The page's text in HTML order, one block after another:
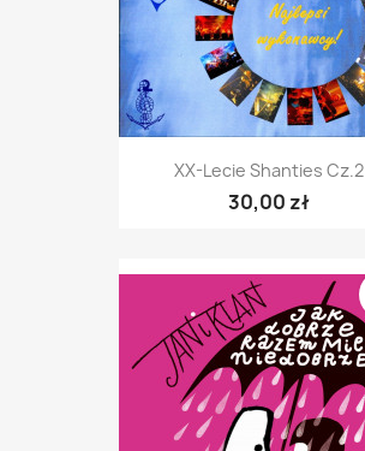
XX-Lecie Shanties Cz.2
30,00 zł